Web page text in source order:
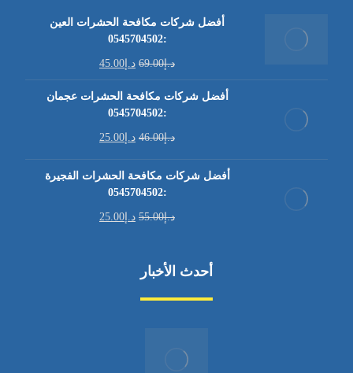
أفضل شركات مكافحة الحشرات العين
:0545704502
د.إ69.00 د.إ 45.00
أفضل شركات مكافحة الحشرات عجمان
:0545704502
د.إ46.00 د.إ 25.00
أفضل شركات مكافحة الحشرات الفجيرة
:0545704502
د.إ55.00 د.إ 25.00
أحدث الأخبار